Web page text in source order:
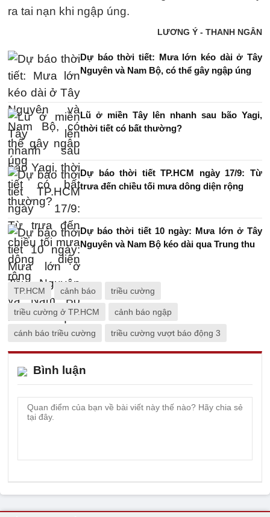
ra tai nạn khi ngập úng.
LƯƠNG Ý - THANH NGÂN
Dự báo thời tiết: Mưa lớn kéo dài ở Tây
Nguyên và Nam Bộ, có thể gây ngập úng
Lũ ở miền Tây lên nhanh sau bão Yagi,
thời tiết có bất thường?
Dự báo thời tiết TP.HCM ngày 17/9: Từ
trưa đến chiều tối mưa dông diện rộng
Dự báo thời tiết 10 ngày: Mưa lớn ở Tây
Nguyên và Nam Bộ kéo dài qua Trung thu
TP.HCM cảnh báo triều cường
triều cường ở TP.HCM cảnh báo ngập
cánh báo triều cường triều cường vượt báo động 3
Bình luận